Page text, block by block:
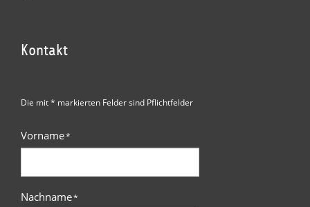
Kontakt
Die mit * markierten Felder sind Pflichtfelder
Vorname*
Nachname*